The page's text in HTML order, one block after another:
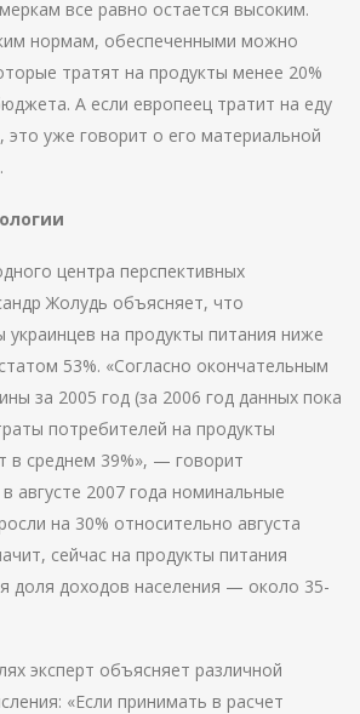
все равно остается высоким.
нормам, обеспеченными можно
тратят на продукты менее 20%
А если европеец тратит на еду
это уже говорит о его материальной
центра перспективных
Жолудь объясняет, что
украинцев на продукты питания ниже
53%. «Согласно окончательным
за 2005 год (за 2006 год данных пока
потребителей на продукты
в среднем 39%», — говорит
августе 2007 года номинальные
на 30% относительно августа
сейчас на продукты питания
доля доходов населения — около 35-
эксперт объясняет различной
«Если принимать в расчет